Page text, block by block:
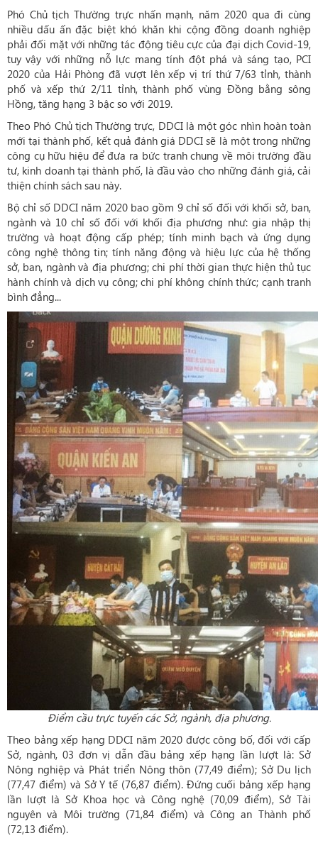
Phó Chủ tịch Thường trực nhấn mạnh, năm 2020 qua đi cùng
nhiều dấu ấn đặc biệt khó khăn khi cộng đồng doanh nghiệp
phải đối mặt với những tác động tiêu cực của đại dịch Covid-19,
tuy vậy với những nỗ lực mang tính đột phá và sáng tạo, PCI
2020 của Hải Phòng đã vượt lên xếp vị trí thứ 7/63 tỉnh, thành
phố và xếp thứ 2/11 tỉnh, thành phố vùng Đồng bằng sông
Hồng, tăng hạng 3 bậc so với 2019.
Theo Phó Chủ tịch Thường trực, DDCI là một góc nhìn hoàn toàn
mới tại thành phố, kết quả đánh giá DDCI sẽ là một trong những
công cụ hữu hiệu để đưa ra bức tranh chung về môi trường đầu
tư, kinh doanh tại thành phố, là đầu vào cho những đánh giá, cải
thiện chính sách sau này.
Bộ chỉ số DDCI năm 2020 bao gồm 9 chỉ số đối với khối sở, ban,
ngành và 10 chỉ số đối với khối địa phương như: gia nhập thị
trường và hoạt động cấp phép; tính minh bạch và ứng dụng
công nghệ thông tin; tính năng động và hiệu lực của hệ thống
sở, ban, ngành và địa phương; chi phí thời gian thực hiện thủ tục
hành chính và dịch vụ công; chi phí không chính thức; cạnh tranh
bình đẳng...
Điểm cầu trực tuyến các Sở, ngành, địa phương.
Theo bảng xếp hạng DDCI năm 2020 được công bố, đối với cấp
Sở, ngành, 03 đơn vị dẫn đầu bảng xếp hạng lần lượt là: Sở
Nông nghiệp và Phát triển Nông thôn (77,49 điểm); Sở Du lịch
(77,47 điểm) và Sở Y tế (76,87 điểm). Đứng cuối bảng xếp hạng
lần lượt là Sở Khoa học và Công nghệ (70,09 điểm), Sở Tài
nguyên và Môi trường (71,84 điểm) và Công an Thành phố
(72,13 điểm).